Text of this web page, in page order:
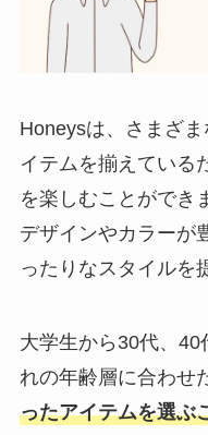
Honeysは、さまざ
イテムを揃えている
を楽しむことができ
デザインやカラーが
ったりなスタイルを
大学生から30代、
れの年齢層に合わせ
ったアイテムを選ぶ